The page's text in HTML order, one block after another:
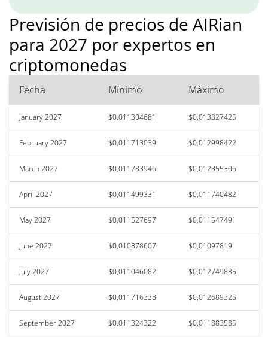
Previsión de precios de AIRian
para 2027 por expertos en
criptomonedas
Fecha Mínimo Máximo
January 2027 $0,011304681 $0,013327425
February 2027 $0,011713039 $0,012998422
March 2027 $0,011783946 $0,012355306
April 2027 $0,011499331 $0,011740482
May 2027 $0,011527697 $0,011547491
June 2027 $0,010878607 $0,01097819
July 2027 $0,011046082 $0,012749885
August 2027 $0,011716338 $0,012689325
September 2027 $0,011324322 $0,011883585